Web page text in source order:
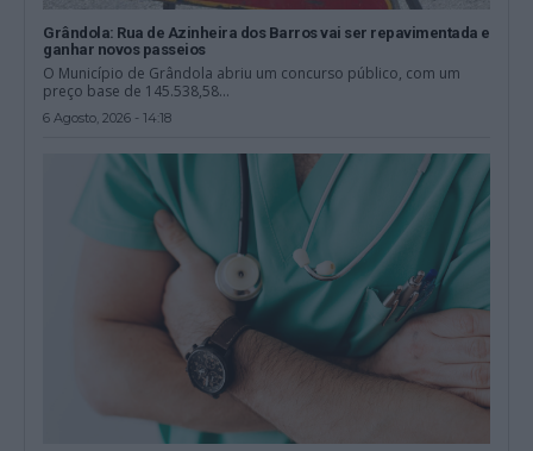
Grândola: Rua de Azinheira dos Barros vai ser repavimentada e
ganhar novos passeios
O Município de Grândola abriu um concurso público, com um
preço base de 145.538,58...
6 Agosto, 2026 - 14:18